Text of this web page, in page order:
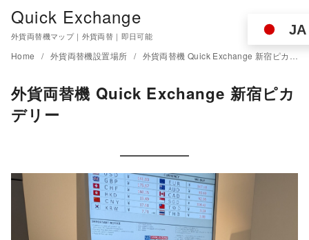
Quick Exchange
外貨両替機マップ｜外貨両替｜即日可能
Home 外貨両替機設置場所 外貨両替機 Quick Exchange 新宿ピカデリー
外貨両替機 Quick Exchange 新宿ピカ
デリー
JA